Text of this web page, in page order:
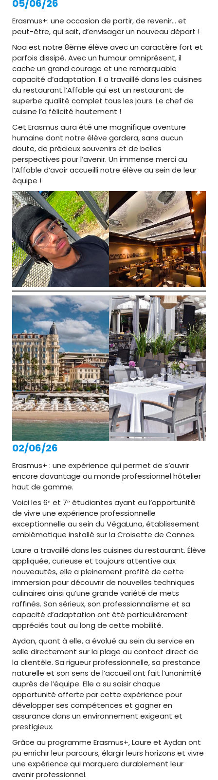
05/06/26
Erasmus+: une occasion de partir, de revenir… et
peut-être, qui sait, d’envisager un nouveau départ !
Noa est notre 8ème élève avec un caractère fort et
parfois dissipé. Avec un humour omniprésent, il
cache un grand courage et une remarquable
capacité d’adaptation. Il a travaillé dans les cuisines
du restaurant l’Affable qui est un restaurant de
superbe qualité complet tous les jours. Le chef de
cuisine l’a félicité hautement !
Cet Erasmus aura été une magnifique aventure
humaine dont notre élève gardera, sans aucun
doute, de précieux souvenirs et de belles
perspectives pour l’avenir. Un immense merci au
l’Affable d’avoir accueilli notre élève au sein de leur
équipe !
02/06/26
Erasmus+ : une expérience qui permet de s’ouvrir
encore davantage au monde professionnel hôtelier
haut de gamme.
Voici les 6ᵉ et 7ᵉ étudiantes ayant eu l’opportunité
de vivre une expérience professionnelle
exceptionnelle au sein du VégaLuna, établissement
emblématique installé sur la Croisette de Cannes.
Laure a travaillé dans les cuisines du restaurant. Élève
appliquée, curieuse et toujours attentive aux
nouveautés, elle a pleinement profité de cette
immersion pour découvrir de nouvelles techniques
culinaires ainsi qu’une grande variété de mets
raffinés. Son sérieux, son professionnalisme et sa
capacité d’adaptation ont été particulièrement
appréciés tout au long de cette mobilité.
Aydan, quant à elle, a évolué au sein du service en
salle directement sur la plage au contact direct de
la clientèle. Sa rigueur professionnelle, sa prestance
naturelle et son sens de l’accueil ont fait l’unanimité
auprès de l’équipe. Elle a su saisir chaque
opportunité offerte par cette expérience pour
développer ses compétences et gagner en
assurance dans un environnement exigeant et
prestigieux.
Grâce au programme Erasmus+, Laure et Aydan ont
pu enrichir leur parcours, élargir leurs horizons et vivre
une expérience qui marquera durablement leur
avenir professionnel.